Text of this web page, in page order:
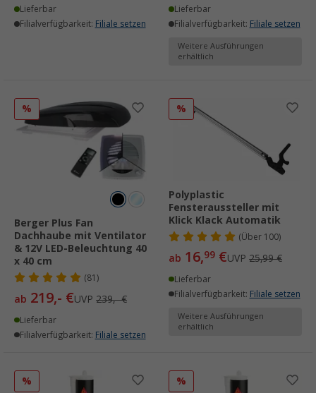
Lieferbar
Filialverfügbarkeit: Filiale setzen
Lieferbar
Filialverfügbarkeit: Filiale setzen
Weitere Ausführungen
erhältlich
%
Berger Plus Fan
Dachhaube mit Ventilator
& 12V LED-Beleuchtung 40
x 40 cm
(81)
ab 219,- €UVP 239,- €
Lieferbar
Filialverfügbarkeit: Filiale setzen
%
Polyplastic
Fensteraussteller mit
Klick Klack Automatik
(Über100)
ab 16,99 €UVP 25,99 €
Lieferbar
Filialverfügbarkeit: Filiale setzen
Weitere Ausführungen
erhältlich
% %